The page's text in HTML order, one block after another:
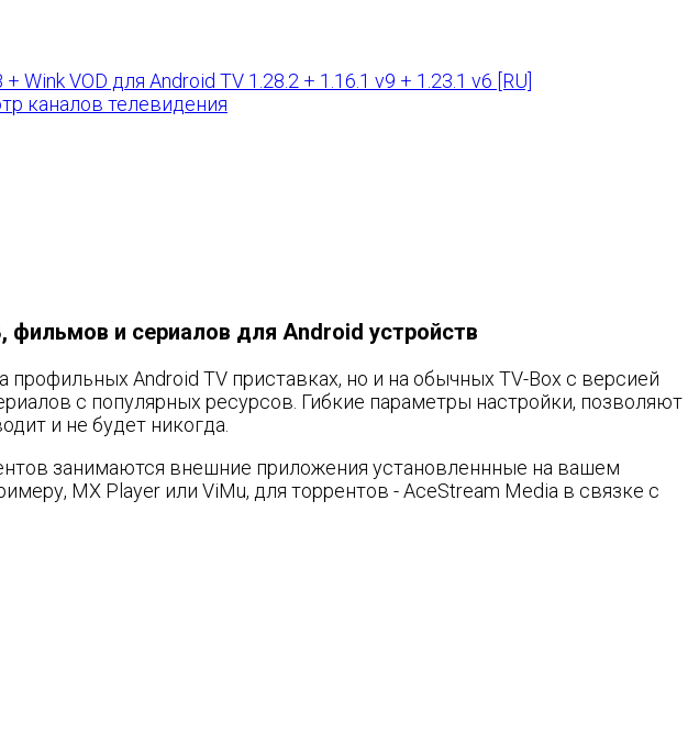
Wink VOD для Android TV 1.28.2 + 1.16.1 v9 + 1.23.1 v6 [RU]
каналов телевидения
фильмов и сериалов для Android устройств
Android TV приставках, но и на обычных TV-Box с версией
с популярных ресурсов. Гибкие параметры настройки, позволяют
и не будет никогда.
занимаются внешние приложения установленнные на вашем
MX Player или ViMu, для торрентов - AceStream Media в связке с